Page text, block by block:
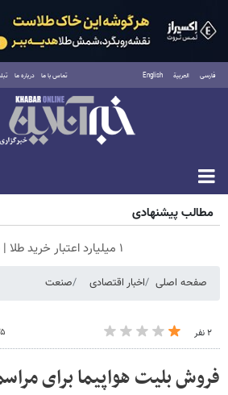
فارسی العربية English تماس با ما درباره ما
جمعه ۱۶ مرداد ۱۴۰۵
مطالب پیشنهادی
۱ میلیارد اعتبار خرید طلا | بدون ضامن و چک
صفحه اصلی اخبار اقتصادی صنعت
۲ نفر ۲۵
فروش بلیت هواپیما برای